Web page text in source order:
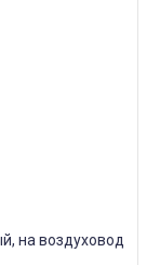
на воздуховод